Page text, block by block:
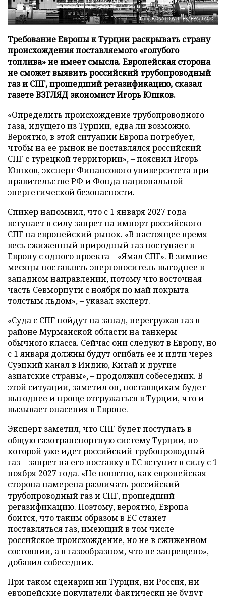
Фото: RONALD WITTEK/EPA/ТАСС
Требование Европы к Турции раскрывать страну
происхождения поставляемого «голубого
топлива» не имеет смысла. Европейская сторона
не сможет выявить российский трубопроводный
газ и СПГ, прошедший регазификацию, сказал
газете ВЗГЛЯД экономист Игорь Юшков.
«Определить происхождение трубопроводного
газа, идущего из Турции, едва ли возможно.
Вероятно, в этой ситуации Европа потребует,
чтобы на ее рынок не поставлялся российский
СПГ с турецкой территории», – пояснил Игорь
Юшков, эксперт Финансового университета при
правительстве РФ и Фонда национальной
энергетической безопасности.
Спикер напомнил, что с 1 января 2027 года
вступает в силу запрет на импорт российского
СПГ на европейский рынок. «В настоящее время
весь сжиженный природный газ поступает в
Европу с одного проекта – «Ямал СПГ». В зимние
месяцы поставлять энергоноситель выгоднее в
западном направлении, потому что восточная
часть Севморпути с ноября по май покрыта
толстым льдом», – указал эксперт.
«Суда с СПГ пойдут на запад, перегружая газ в
районе Мурманской области на танкеры
обычного класса. Сейчас они следуют в Европу, но
с 1 января должны будут огибать ее и идти через
Суэцкий канал в Индию, Китай и другие
азиатские страны», – продолжил собеседник. В
этой ситуации, заметил он, поставщикам будет
выгоднее и проще отгружаться в Турции, что и
вызывает опасения в Европе.
Эксперт заметил, что СПГ будет поступать в
общую газотранспортную систему Турции, по
которой уже идет российский трубопроводный
газ – запрет на его поставку в ЕС вступит в силу с 1
ноября 2027 года. «Не понятно, как европейская
сторона намерена различать российский
трубопроводный газ и СПГ, прошедший
регазификацию. Поэтому, вероятно, Европа
боится, что таким образом в ЕС станет
поставляться газ, имеющий в том числе
российское происхождение, но не в сжиженном
состоянии, а в газообразном, что не запрещено», –
добавил собеседник.
При таком сценарии ни Турция, ни Россия, ни
европейские покупатели фактически не будут